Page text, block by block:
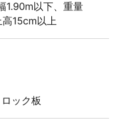
1.90m以下、重量
15cm以上
ック板